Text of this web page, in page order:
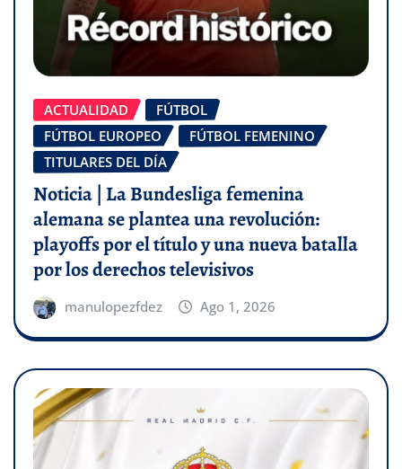
ACTUALIDAD
FÚTBOL
FÚTBOL EUROPEO
FÚTBOL FEMENINO
TITULARES DEL DÍA
Noticia | La Bundesliga femenina
alemana se plantea una revolución:
playoffs por el título y una nueva batalla
por los derechos televisivos
manulopezfdez Ago 1, 2026